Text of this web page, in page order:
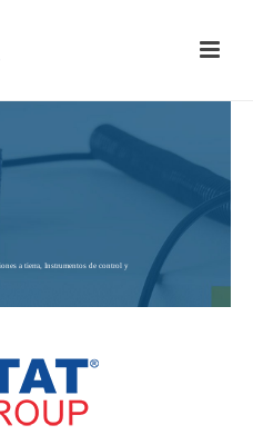
a tierra, Instrumentos de control y